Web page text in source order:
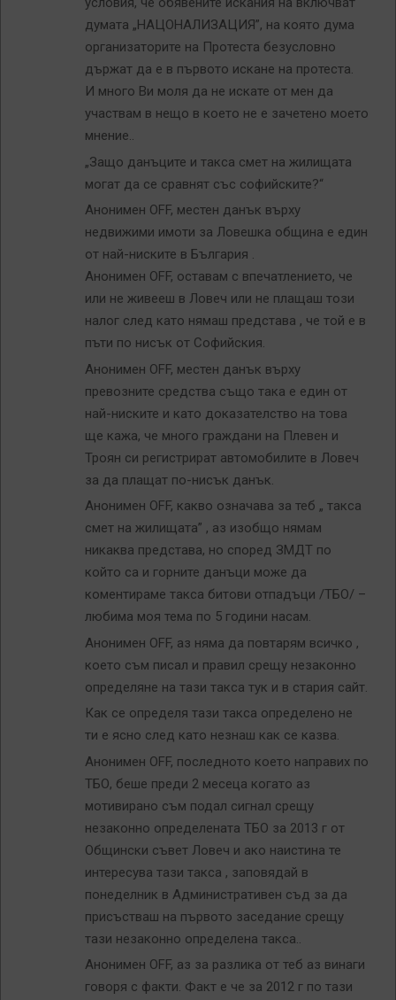
думата „НАЦОНАЛИЗАЦИЯ”, на която дума
организаторите на Протеста безусловно
държат да е в първото искане на протеста.
И много Ви моля да не искате от мен да
участвам в нещо в което не е зачетено моето
мнение..
„Защо данъците и такса смет на жилищата
могат да се сравнят със софийските?“
Анонимен OFF, местен данък върху
недвижими имоти за Ловешка община е един
от най-ниските в България .
Анонимен OFF, оставам с впечатлението, че
или не живееш в Ловеч или не плащаш този
налог след като нямаш представа , че той е в
пъти по нисък от Софийския.
Анонимен OFF, местен данък върху
превозните средства също така е един от
най-ниските и като доказателство на това
ще кажа, че много граждани на Плевен и
Троян си регистрират автомобилите в Ловеч
за да плащат по-нисък данък.
Анонимен OFF, какво означава за теб „ такса
смет на жилищата” , аз изобщо нямам
никаква представа, но според ЗМДТ по
който са и горните данъци може да
коментираме такса битови отпадъци /ТБО/ –
любима моя тема по 5 години насам.
Анонимен OFF, аз няма да повтарям всичко ,
което съм писал и правил срещу незаконно
определяне на тази такса тук и в стария сайт.
Как се определя тази такса определено не
ти е ясно след като незнаш как се казва.
Анонимен OFF, последното което направих по
ТБО, беше преди 2 месеца когато аз
мотивирано съм подал сигнал срещу
незаконно определената ТБО за 2013 г от
Общински съвет Ловеч и ако наистина те
интересува тази такса , заповядай в
понеделник в Административен съд за да
присъстваш на първото заседание срещу
тази незаконно определена такса..
Анонимен OFF, аз за разлика от теб аз винаги
говоря с факти. Факт е че за 2012 г по тази